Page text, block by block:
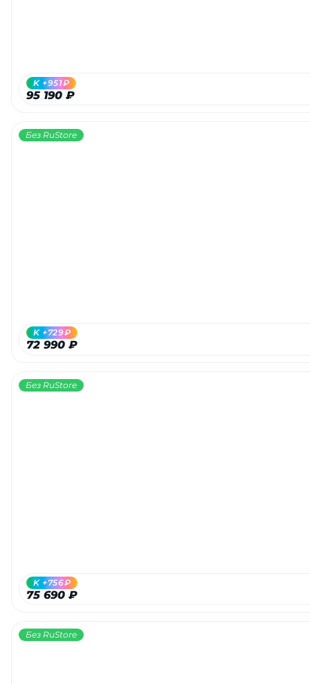
95 190 ₽
K +951₽
Без RuStore
72 990 ₽
K +729₽
Без RuStore
75 690 ₽
K +756₽
Без RuStore